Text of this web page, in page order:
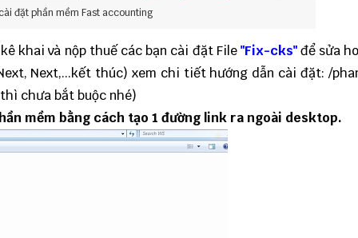
đặt phần mềm Fast accounting
khai và nộp thuế các bạn cài đặt File"Fix-cks"để sửa
Next,...kết thúc) xem chi tiết hướng dẫn cài đặt: /
chưa bắt buộc nhé)
mềm bằng cách tạo 1 đường link ra ngoài desktop.